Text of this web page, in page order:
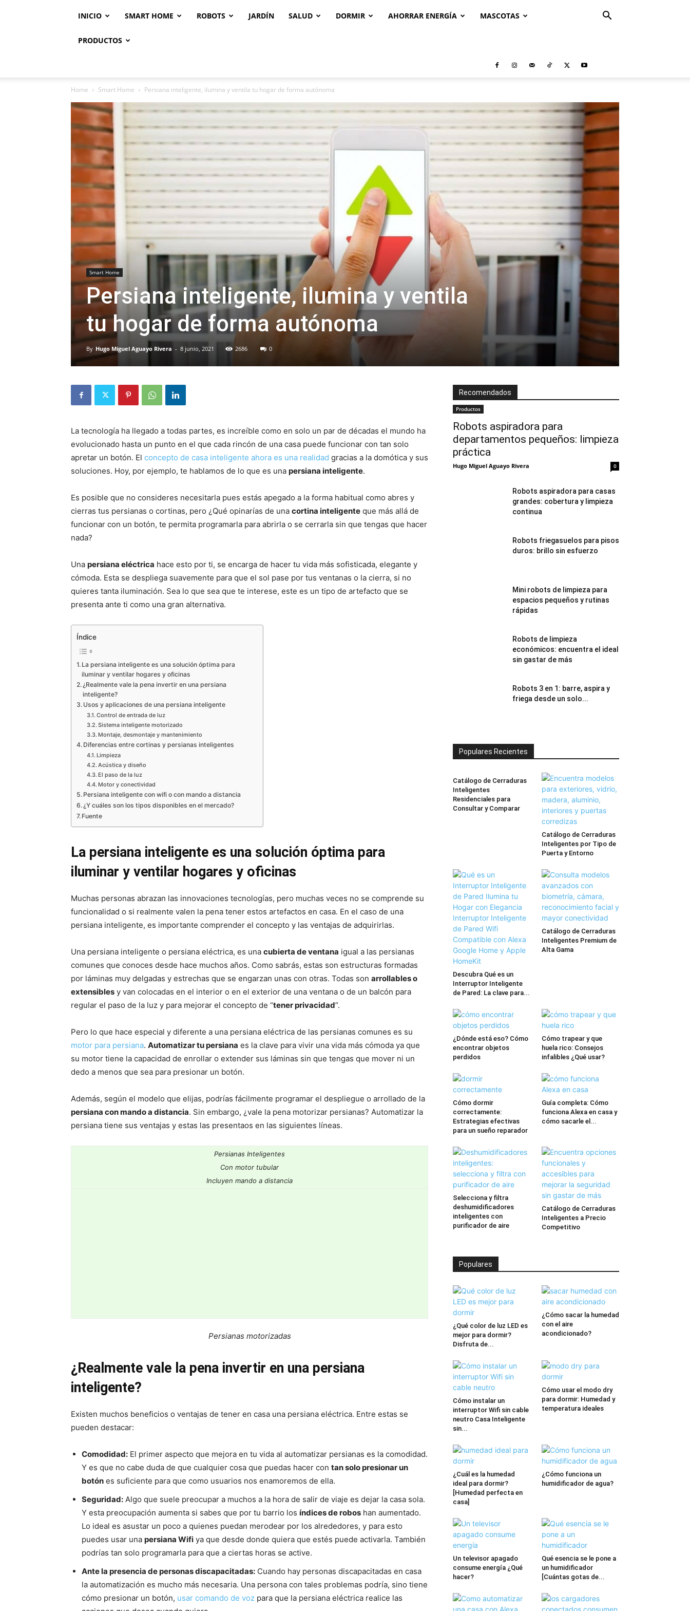
INICIO SMART HOME ROBOTS JARDÍN SALUD DORMIR AHORRAR ENERGÍA MASCOTAS
PRODUCTOS
Home Smart Home Persiana inteligente, ilumina y ventila tu hogar de forma autónoma
Smart Home
Persiana inteligente, ilumina y ventila
tu hogar de forma autónoma
By Hugo Miguel Aguayo Rivera - 8 junio, 2021 2686 0
La tecnología ha llegado a todas partes, es increíble como en solo un par de décadas el mundo ha
evolucionado hasta un punto en el que cada rincón de una casa puede funcionar con tan solo
apretar un botón. El concepto de casa inteligente ahora es una realidad gracias a la domótica y sus
soluciones. Hoy, por ejemplo, te hablamos de lo que es una persiana inteligente.
Es posible que no consideres necesitarla pues estás apegado a la forma habitual como abres y
cierras tus persianas o cortinas, pero ¿Qué opinarías de una cortina inteligente que más allá de
funcionar con un botón, te permita programarla para abrirla o se cerrarla sin que tengas que hacer
nada?
Una persiana eléctrica hace esto por ti, se encarga de hacer tu vida más sofisticada, elegante y
cómoda. Esta se despliega suavemente para que el sol pase por tus ventanas o la cierra, si no
quieres tanta iluminación. Sea lo que sea que te interese, este es un tipo de artefacto que se
presenta ante ti como una gran alternativa.
Índice
La persiana inteligente es una solución óptima para
iluminar y ventilar hogares y oficinas
¿Realmente vale la pena invertir en una persiana
inteligente?
Usos y aplicaciones de una persiana inteligente
Control de entrada de luz
Sistema inteligente motorizado
Montaje, desmontaje y mantenimiento
Diferencias entre cortinas y persianas inteligentes
Limpieza
Acústica y diseño
El paso de la luz
Motor y conectividad
Persiana inteligente con wifi o con mando a distancia
¿Y cuáles son los tipos disponibles en el mercado?
Fuente
La persiana inteligente es una solución óptima para
iluminar y ventilar hogares y oficinas
Muchas personas abrazan las innovaciones tecnologías, pero muchas veces no se comprende su
funcionalidad o si realmente valen la pena tener estos artefactos en casa. En el caso de una
persiana inteligente, es importante comprender el concepto y las ventajas de adquirirlas.
Una persiana inteligente o persiana eléctrica, es una cubierta de ventana igual a las persianas
comunes que conoces desde hace muchos años. Como sabrás, estas son estructuras formadas
por láminas muy delgadas y estrechas que se engarzan unas con otras. Todas son arrollables o
extensibles y van colocadas en el interior o en el exterior de una ventana o de un balcón para
regular el paso de la luz y para mejorar el concepto de “tener privacidad”.
Pero lo que hace especial y diferente a una persiana eléctrica de las persianas comunes es su
motor para persiana. Automatizar tu persiana es la clave para vivir una vida más cómoda ya que
su motor tiene la capacidad de enrollar o extender sus láminas sin que tengas que mover ni un
dedo a menos que sea para presionar un botón.
Además, según el modelo que elijas, podrías fácilmente programar el despliegue o arrollado de la
persiana con mando a distancia. Sin embargo, ¿vale la pena motorizar persianas? Automatizar la
persiana tiene sus ventajas y estas las presentaos en las siguientes líneas.
Persianas Inteligentes
Con motor tubular
Incluyen mando a distancia
Persianas motorizadas
¿Realmente vale la pena invertir en una persiana
inteligente?
Existen muchos beneficios o ventajas de tener en casa una persiana eléctrica. Entre estas se
pueden destacar:
Comodidad: El primer aspecto que mejora en tu vida al automatizar persianas es la comodidad.
Y es que no cabe duda de que cualquier cosa que puedas hacer con tan solo presionar un
botón es suficiente para que como usuarios nos enamoremos de ella.
Seguridad: Algo que suele preocupar a muchos a la hora de salir de viaje es dejar la casa sola.
Y esta preocupación aumenta si sabes que por tu barrio los índices de robos han aumentado.
Lo ideal es asustar un poco a quienes puedan merodear por los alrededores, y para esto
puedes usar una persiana Wifi ya que desde donde quiera que estés puede activarla. También
podrías tan solo programarla para que a ciertas horas se active.
Ante la presencia de personas discapacitadas: Cuando hay personas discapacitadas en casa
la automatización es mucho más necesaria. Una persona con tales problemas podría, sino tiene
cómo presionar un botón, usar comando de voz para que la persiana eléctrica realice las
Recomendados
Productos
Robots aspiradora para
departamentos pequeños: limpieza
práctica
Hugo Miguel Aguayo Rivera 0
Robots aspiradora para casas
grandes: cobertura y limpieza
continua
Robots friegasuelos para pisos
duros: brillo sin esfuerzo
Mini robots de limpieza para
espacios pequeños y rutinas
rápidas
Robots de limpieza
económicos: encuentra el ideal
sin gastar de más
Robots 3 en 1: barre, aspira y
friega desde un solo...
Populares Recientes
Catálogo de Cerraduras
Inteligentes
Residenciales para
Consultar y Comparar
Catálogo de Cerraduras
Inteligentes por Tipo de
Puerta y Entorno
Descubra Qué es un
Interruptor Inteligente
de Pared: La clave para...
Catálogo de Cerraduras
Inteligentes Premium de
Alta Gama
¿Dónde está eso? Cómo
encontrar objetos
perdidos
Cómo trapear y que
huela rico: Consejos
infalibles ¿Qué usar?
Cómo dormir
correctamente:
Estrategias efectivas
para un sueño reparador
Guía completa: Cómo
funciona Alexa en casa y
cómo sacarle el...
Selecciona y filtra
deshumidificadores
inteligentes con
purificador de aire
Catálogo de Cerraduras
Inteligentes a Precio
Competitivo
Populares
¿Qué color de luz LED es
mejor para dormir?
Disfruta de...
¿Cómo sacar la humedad
con el aire
acondicionado?
Cómo instalar un
interruptor Wifi sin cable
neutro Casa Inteligente
sin...
Cómo usar el modo dry
para dormir: Humedad y
temperatura ideales
¿Cuál es la humedad
ideal para dormir?
[Humedad perfecta en
casa]
¿Cómo funciona un
humidificador de agua?
Un televisor apagado
consume energía ¿Qué
hacer?
Qué esencia se le pone a
un humidificador
[Cuántas gotas de...